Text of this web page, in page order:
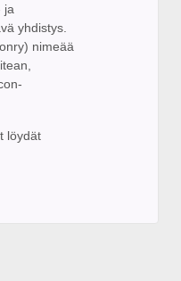
ja
yhdistys.
nimeää
löydät